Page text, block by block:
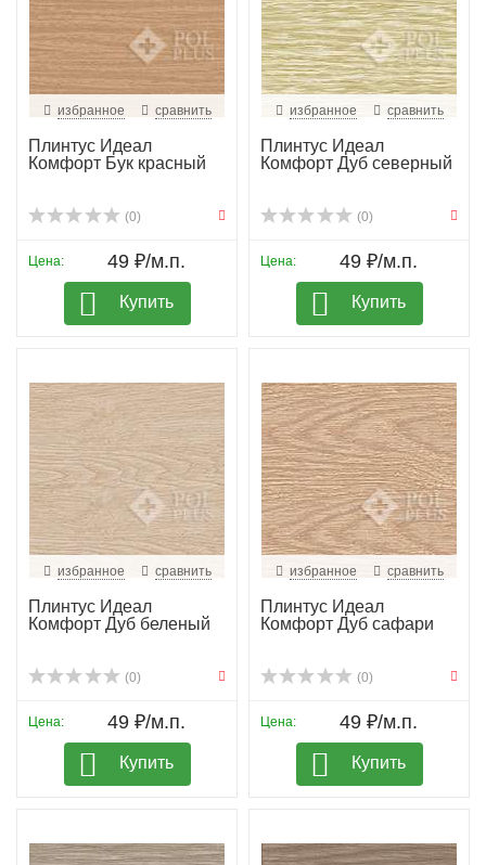
избранное сравнить
Плинтус Идеал
Комфорт Бук красный
(0)
Цена: 49 ₽/м.п.
Купить
избранное сравнить
Плинтус Идеал
Комфорт Дуб северный
(0)
Цена: 49 ₽/м.п.
Купить
избранное сравнить
Плинтус Идеал
Комфорт Дуб беленый
(0)
Цена: 49 ₽/м.п.
Купить
избранное сравнить
Плинтус Идеал
Комфорт Дуб сафари
(0)
Цена: 49 ₽/м.п.
Купить